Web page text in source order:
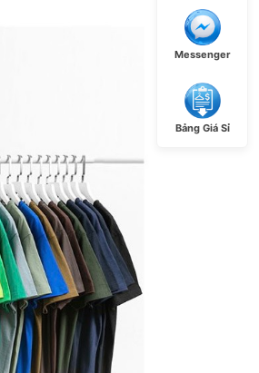
Messenger
Bảng Giá Sỉ